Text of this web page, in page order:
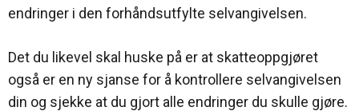
endringer i den forhåndsutfylte selvangivelsen.
Det du likevel skal huske på er at skatteoppgjøret
også er en ny sjanse for å kontrollere selvangivelsen
din og sjekke at du gjort alle endringer du skulle gjøre.